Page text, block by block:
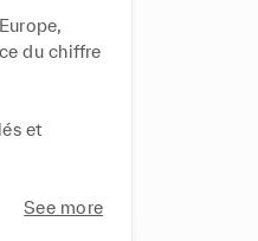
du chiffre
et
See more